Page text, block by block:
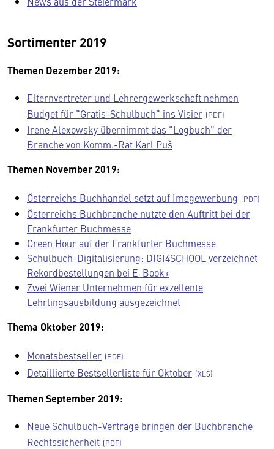
Sortimenter 2019
Themen Dezember 2019:
Elternvertreter und Lehrergewerkschaft nehmen
Budget für "Gratis-Schulbuch" ins Visier
Irene Alexowsky übernimmt das "Logbuch" der
Branche von Komm.-Rat Karl Puš
Themen November 2019:
Österreichs Buchhandel setzt auf Imagewerbung
Österreichs Buchbranche nutzte den Auftritt bei der
Frankfurter Buchmesse
Green Hour auf der Frankfurter Buchmesse
Schulbuch-Digitalisierung: DIGI4SCHOOL verzeichnet
Rekordbestellungen bei E-Book+
Zwei Wiener Unternehmen für exzellente
Lehrlingsausbildung ausgezeichnet
Thema Oktober 2019:
Monatsbestseller
Detaillierte Bestsellerliste für Oktober
Themen September 2019:
Neue Schulbuch-Verträge bringen der Buchbranche
Rechtssicherheit